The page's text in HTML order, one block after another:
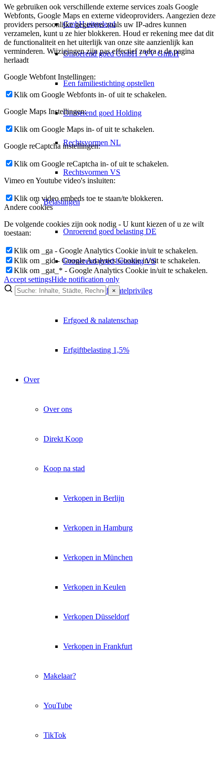
GmbH uitgelegd
Onroerend goed GmbH / VV GmbH
Een familiestichting opstellen
Onroerend goed Holding
Rechtsvormen NL
Rechtsvormen VS
Belastingen
Onroerend goed belasting DE
Onroerend goed belasting VS
Holding & Schachtelprivileg
Erfgoed & nalatenschap
Erfgiftbelasting 1,5%
Over
Over ons
Direkt Koop
Koop na stad
Verkopen in Berlijn
Verkopen in Hamburg
Verkopen in München
Verkopen in Keulen
Verkopen Düsseldorf
Verkopen in Frankfurt
Makelaar?
YouTube
TikTok
We gebruiken ook verschillende externe services zoals Google
Webfonts, Google Maps en externe videoproviders. Aangezien deze
providers persoonlijke gegevens zoals uw IP-adres kunnen
verzamelen, kunt u ze hier blokkeren. Houd er rekening mee dat dit
de functionaliteit en het uiterlijk van onze site aanzienlijk kan
verminderen. Wijzigingen zijn pas effectief zodra u de pagina
herlaadt
Google Webfont Instellingen:
Klik om Google Webfonts in- of uit te schakelen.
Google Maps Instellingen:
Klik om Google Maps in- of uit te schakelen.
Google reCaptcha instellingen:
Klik om Google reCaptcha in- of uit te schakelen.
Vimeo en Youtube video's insluiten:
Klik om video embeds toe te staan/te blokkeren.
Andere cookies
De volgende cookies zijn ook nodig - U kunt kiezen of u ze wilt
toestaan:
Klik om _ga - Google Analytics Cookie in/uit te schakelen.
Klik om _gid - Google Analytics Cookie in/uit te schakelen.
Klik om _gat_* - Google Analytics Cookie in/uit te schakelen.
Accept settingsHide notification only
×
Lukinski Newsletter
Insights direkt ins Postfach.
Kein Spam. Jederzeit abmeldbar.